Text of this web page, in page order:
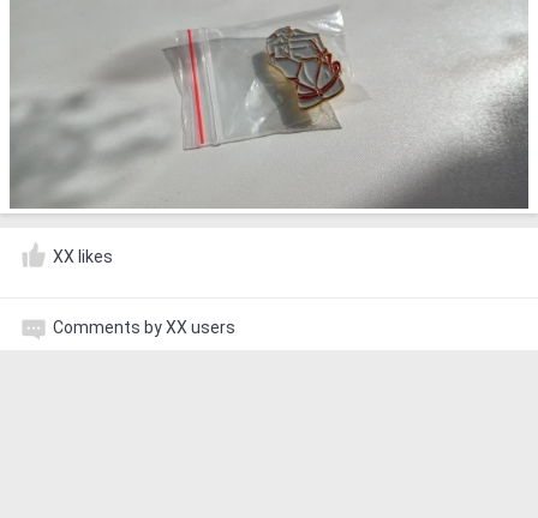
XX likes
Comments by XX users